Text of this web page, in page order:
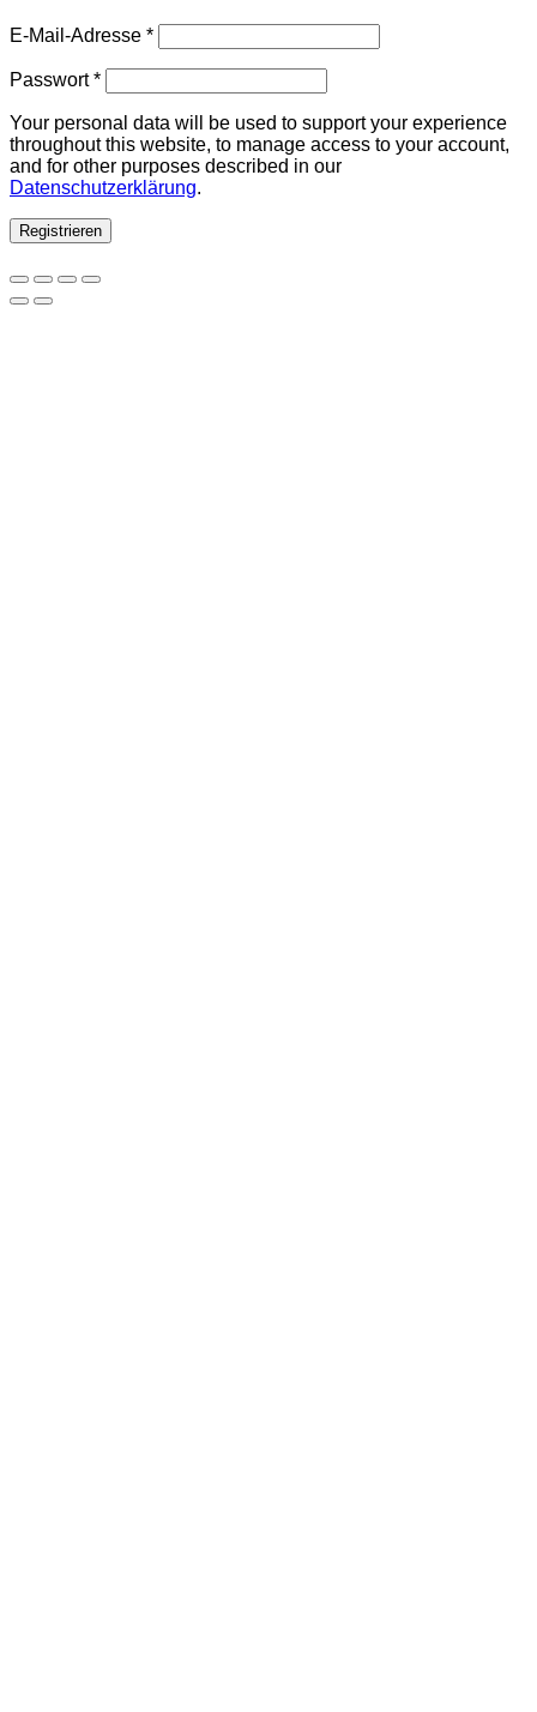
E-Mail-Adresse *Erforderlich
Passwort*Erforderlich
Your personal data will be used to support your experience
throughout this website, to manage access to your account,
and for other purposes described in our
Datenschutzerklärung.
Registrieren